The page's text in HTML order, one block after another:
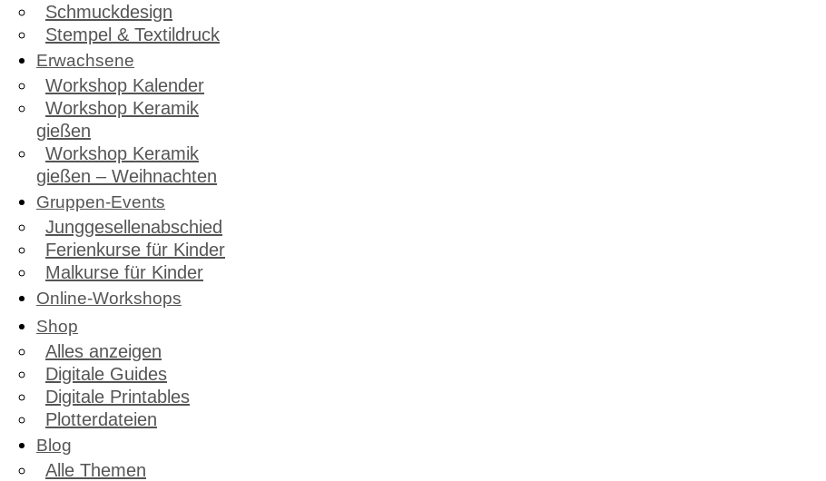
Schmuckdesign
Stempel & Textildruck
Erwachsene
Workshop Kalender
Workshop Keramik
gießen
Workshop Keramik
gießen – Weihnachten
Gruppen-Events
Junggesellenabschied
Ferienkurse für Kinder
Malkurse für Kinder
Online-Workshops
Shop
Alles anzeigen
Digitale Guides
Digitale Printables
Plotterdateien
Blog
Alle Themen